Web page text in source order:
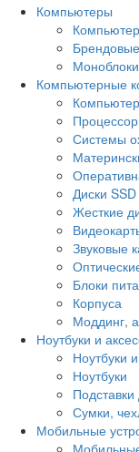
Компьютеры
Моноблоки
Компьютерные
Системы
Диски SSD
Жесткие
Звуковые
Блоки
Корпуса
Моддинг,
Ноутбуки и
Ноутбуки
Ноутбуки
Подставки
Сумки,
Мобильные